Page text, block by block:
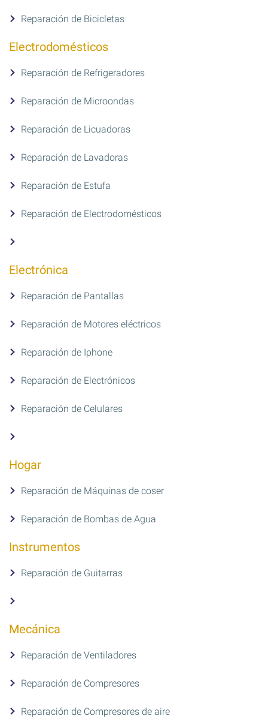
Reparación de Bicicletas
Electrodomésticos
Reparación de Refrigeradores
Reparación de Microondas
Reparación de Licuadoras
Reparación de Lavadoras
Reparación de Estufa
Reparación de Electrodomésticos
Electrónica
Reparación de Pantallas
Reparación de Motores eléctricos
Reparación de Iphone
Reparación de Electrónicos
Reparación de Celulares
Hogar
Reparación de Máquinas de coser
Reparación de Bombas de Agua
Instrumentos
Reparación de Guitarras
Mecánica
Reparación de Ventiladores
Reparación de Compresores
Reparación de Compresores de aire